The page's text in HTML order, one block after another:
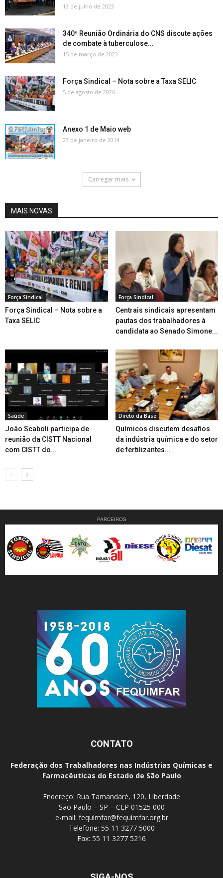
13 de julho de 2023
340ª Reunião Ordinária do CNS discute ações
de combate à tuberculose...
15 de março de 2023
Força Sindical – Nota sobre a Taxa SELIC
5 de agosto de 2026
Anexo 1 de Maio web
23 de janeiro de 2014
Carregar mais
MAIS NOVAS
Força Sindical
Força Sindical – Nota sobre a
Taxa SELIC
Força Sindical
Centrais sindicais apresentam
pautas dos trabalhadores à
candidata ao Senado Simone...
Saúde
João Scaboli participa de
reunião da CISTT Nacional
com CISTT do...
Direto da Base
Químicos discutem desafios
da indústria química e do setor
de fertilizantes...
PARCEIROS
CONTATO
Federação dos Trabalhadores nas Indústrias Químicas e
Farmacêuticas do Estado de São Paulo
Endereço: Rua Tamandaré, 120, Liberdade
São Paulo – SP – CEP 01525 000
e-mail: fequimfar@fequimfar.org.br
Telefone: 55 11 3277 5000
Fax: 55 11 3277 5216